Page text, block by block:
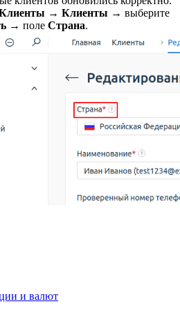
→ Клиенты → выберите
→ поле Страна.
и валют